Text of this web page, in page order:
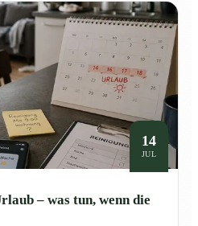
14
JUL
– was tun, wenn die